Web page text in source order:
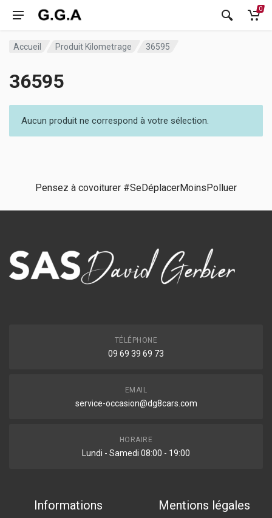
0
Accueil Produit Kilometrage 36595
36595
Aucun produit ne correspond à votre sélection.
Pensez à covoiturer #SeDéplacerMoinsPolluer
TÉLÉPHONE
09 69 39 69 73
EMAIL
service-occasion@dg8cars.com
HORAIRE
Lundi - Samedi 08:00 - 19:00
Informations Mentions légales